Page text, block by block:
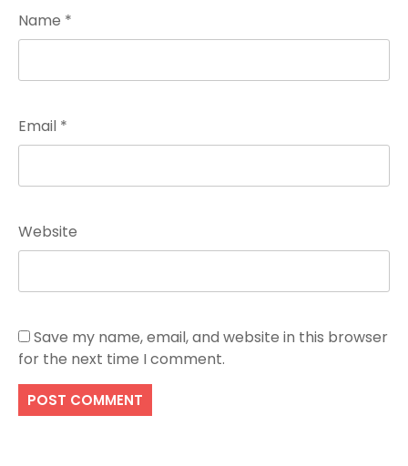
Name *
Email *
Website
Save my name, email, and website in this browser
for the next time I comment.